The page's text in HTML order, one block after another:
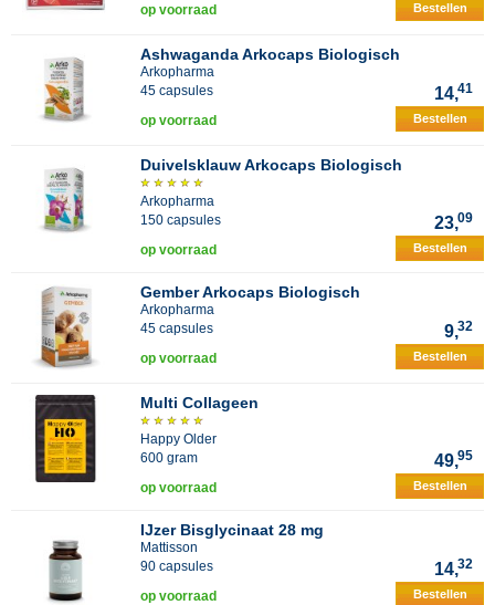
op voorraad Bestellen
Ashwaganda Arkocaps Biologisch
Arkopharma
45 capsules
14,41
op voorraad Bestellen
Duivelsklauw Arkocaps Biologisch
Arkopharma
150 capsules
23,09
op voorraad Bestellen
Gember Arkocaps Biologisch
Arkopharma
45 capsules
9,32
op voorraad Bestellen
Multi Collageen
Happy Older
600 gram
49,95
op voorraad Bestellen
IJzer Bisglycinaat 28 mg
Mattisson
90 capsules
14,32
op voorraad Bestellen